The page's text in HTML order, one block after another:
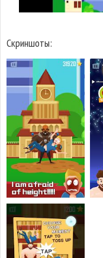
Скриншоты: